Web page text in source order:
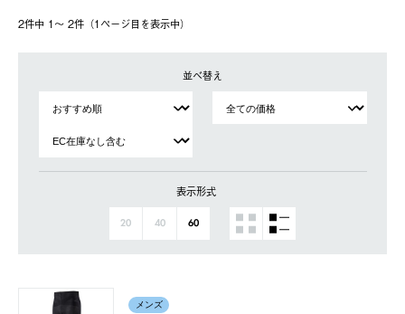
2件中 1〜 2件（1ページ⽬を表⽰中）
並べ替え
表示形式
20 40 60
メンズ